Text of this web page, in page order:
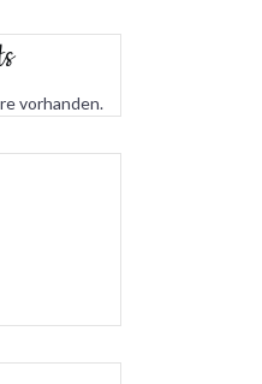
vorhanden.